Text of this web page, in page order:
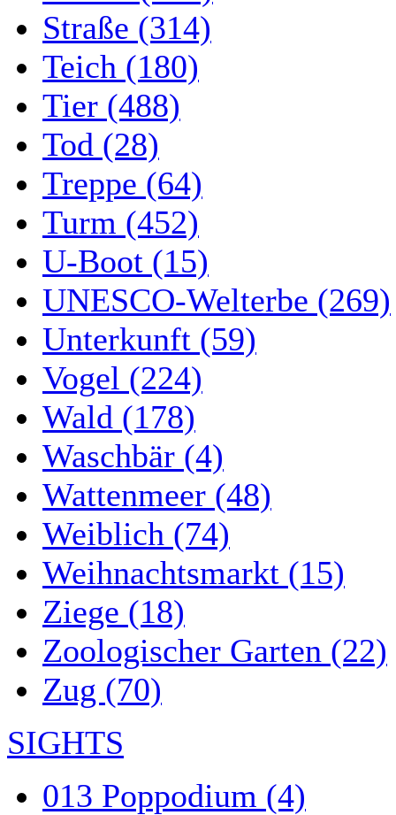
Straße (314)
Teich (180)
Tier (488)
Tod (28)
Treppe (64)
Turm (452)
U-Boot (15)
UNESCO-Welterbe (269)
Unterkunft (59)
Vogel (224)
Wald (178)
Waschbär (4)
Wattenmeer (48)
Weiblich (74)
Weihnachtsmarkt (15)
Ziege (18)
Zoologischer Garten (22)
Zug (70)
SIGHTS
013 Poppodium (4)